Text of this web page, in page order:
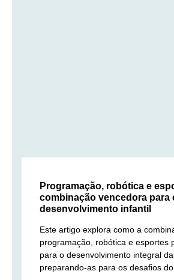
Programação, robótica e
combinação vencedora para
desenvolvimento infantil
Este artigo explora como a
programação, robótica e esportes
para o desenvolvimento integral
preparando-as para os desafios